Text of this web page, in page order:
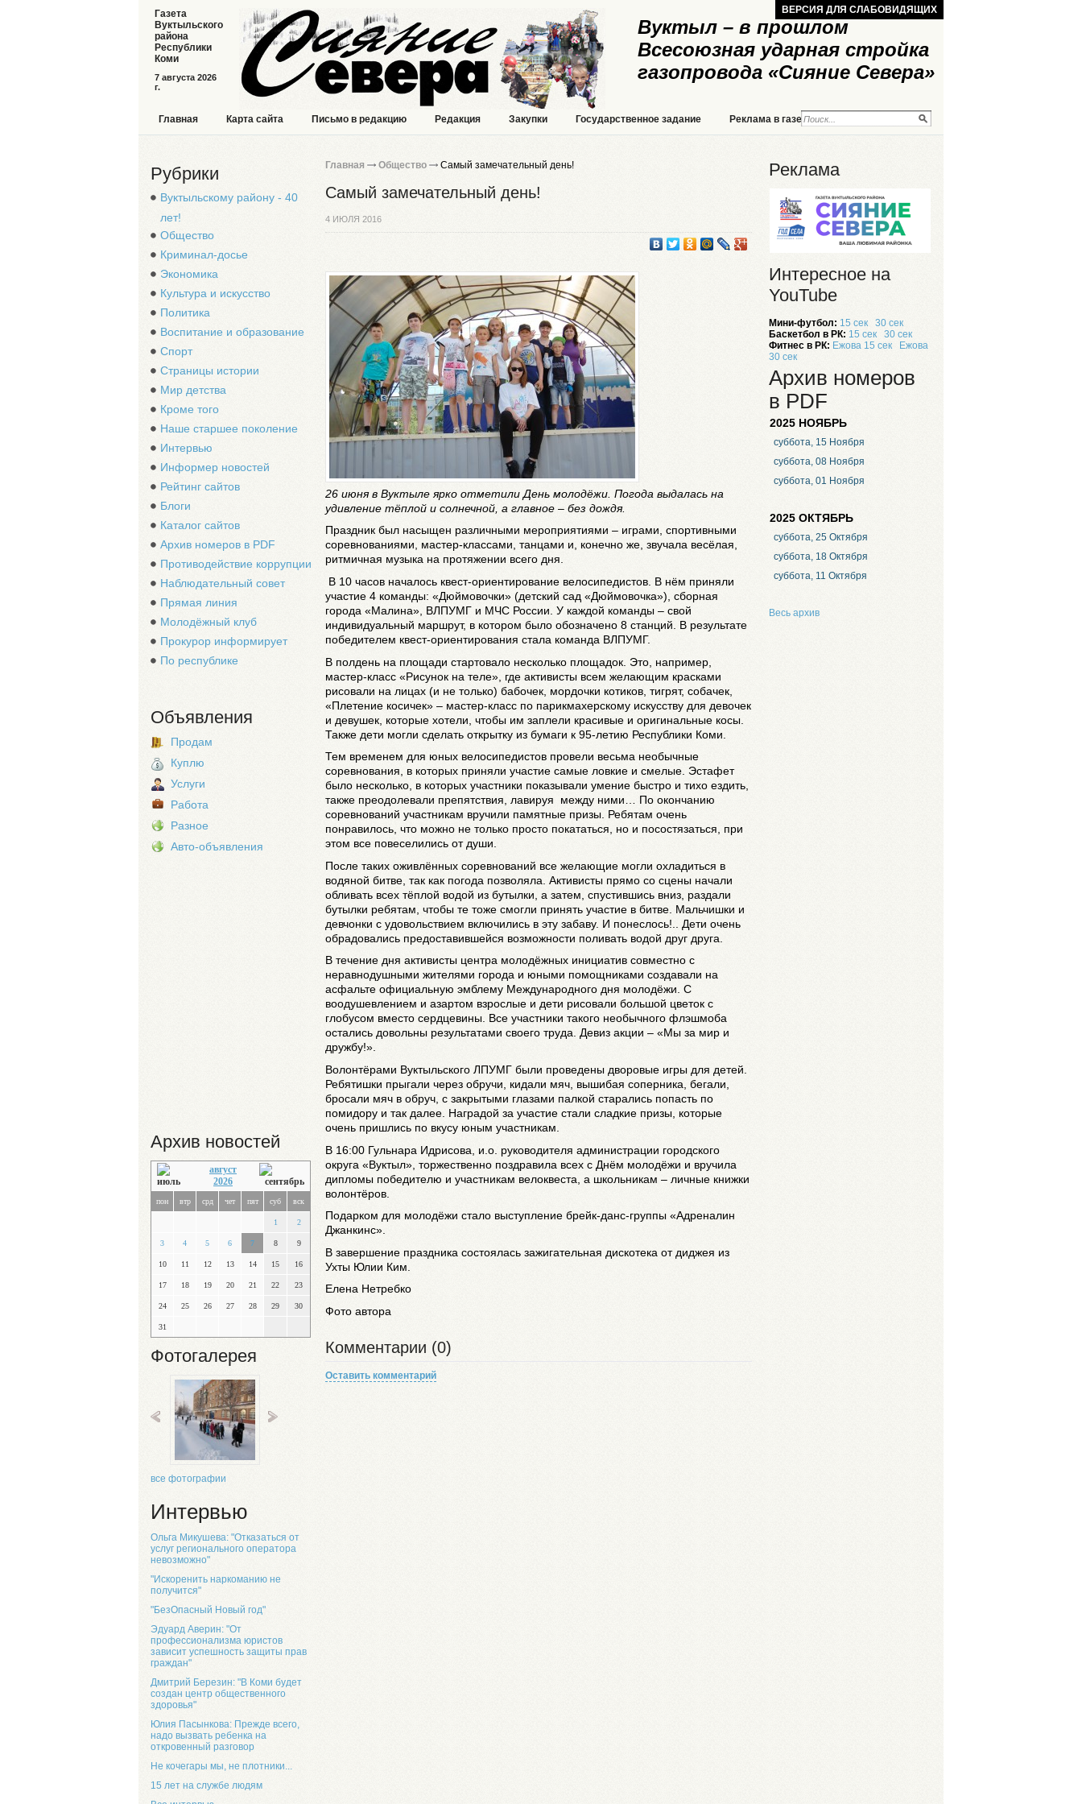
Вуктыл – в прошлом
Всесоюзная ударная стройка
газопровода «Сияние Севера»
7 августа 2026
г.
Газета
Вуктыльского
района
Республики
Коми
ВЕРСИЯ ДЛЯ СЛАБОВИДЯЩИХ
Главная Карта сайта Письмо в редакцию Редакция Закупки Государственное задание Реклама в газете Реклама на сайте
Рубрики
Вуктыльскому району - 40
лет!
Общество
Криминал-досье
Экономика
Культура и искусство
Политика
Воспитание и образование
Спорт
Страницы истории
Мир детства
Кроме того
Наше старшее поколение
Интервью
Информер новостей
Рейтинг сайтов
Блоги
Каталог сайтов
Архив номеров в PDF
Противодействие коррупции
Наблюдательный совет
Прямая линия
Молодёжный клуб
Прокурор информирует
По республике
Объявления
Продам
Куплю
Услуги
Работа
Разное
Авто-объявления
Архив новостей
август
2026
пон втр срд чет пят суб вск
1 2
3 4 5 6 7 8 9
10 11 12 13 14 15 16
17 18 19 20 21 22 23
24 25 26 27 28 29 30
31
Фотогалерея
все фотографии
Интервью
Ольга Микушева: "Отказаться от
услуг регионального оператора
невозможно"
"Искоренить наркоманию не
получится"
"БезОпасный Новый год"
Эдуард Аверин: "От
профессионализма юристов
зависит успешность защиты прав
граждан"
Дмитрий Березин: "В Коми будет
создан центр общественного
здоровья"
Юлия Пасынкова: Прежде всего,
надо вызвать ребенка на
откровенный разговор
Не кочегары мы, не плотники...
15 лет на службе людям
Главная Общество Самый замечательный день!
Самый замечательный день!
4 ИЮЛЯ 2016
26 июня в Вуктыле ярко отметили День молодёжи. Погода выдалась на
удивление тёплой и солнечной, а главное – без дождя.
Праздник был насыщен различными мероприятиями – играми, спортивными
соревнованиями, мастер-классами, танцами и, конечно же, звучала весёлая,
ритмичная музыка на протяжении всего дня.
В 10 часов началось квест-ориентирование велосипедистов. В нём приняли
участие 4 команды: «Дюймовочки» (детский сад «Дюймовочка»), сборная
города «Малина», ВЛПУМГ и МЧС России. У каждой команды – свой
индивидуальный маршрут, в котором было обозначено 8 станций. В результате
победителем квест-ориентирования стала команда ВЛПУМГ.
В полдень на площади стартовало несколько площадок. Это, например,
мастер-класс «Рисунок на теле», где активисты всем желающим красками
рисовали на лицах (и не только) бабочек, мордочки котиков, тигрят, собачек,
«Плетение косичек» – мастер-класс по парикмахерскому искусству для девочек
и девушек, которые хотели, чтобы им заплели красивые и оригинальные косы.
Также дети могли сделать открытку из бумаги к 95-летию Республики Коми.
Тем временем для юных велосипедистов провели весьма необычные
соревнования, в которых приняли участие самые ловкие и смелые. Эстафет
было несколько, в которых участники показывали умение быстро и тихо ездить,
также преодолевали препятствия, лавируя между ними… По окончанию
соревнований участникам вручили памятные призы. Ребятам очень
понравилось, что можно не только просто покататься, но и посостязаться, при
этом все повеселились от души.
После таких оживлённых соревнований все желающие могли охладиться в
водяной битве, так как погода позволяла. Активисты прямо со сцены начали
обливать всех тёплой водой из бутылки, а затем, спустившись вниз, раздали
бутылки ребятам, чтобы те тоже смогли принять участие в битве. Мальчишки и
девчонки с удовольствием включились в эту забаву. И понеслось!.. Дети очень
обрадовались предоставившейся возможности поливать водой друг друга.
В течение дня активисты центра молодёжных инициатив совместно с
неравнодушными жителями города и юными помощниками создавали на
асфальте официальную эмблему Международного дня молодёжи. С
воодушевлением и азартом взрослые и дети рисовали большой цветок с
глобусом вместо сердцевины. Все участники такого необычного флэшмоба
остались довольны результатами своего труда. Девиз акции – «Мы за мир и
дружбу!».
Волонтёрами Вуктыльского ЛПУМГ были проведены дворовые игры для детей.
Ребятишки прыгали через обручи, кидали мяч, вышибая соперника, бегали,
бросали мяч в обруч, с закрытыми глазами палкой старались попасть по
помидору и так далее. Наградой за участие стали сладкие призы, которые
очень пришлись по вкусу юным участникам.
В 16:00 Гульнара Идрисова, и.о. руководителя администрации городского
округа «Вуктыл», торжественно поздравила всех с Днём молодёжи и вручила
дипломы победителю и участникам велоквеста, а школьникам – личные книжки
волонтёров.
Подарком для молодёжи стало выступление брейк-данс-группы «Адреналин
Джанкинс».
В завершение праздника состоялась зажигательная дискотека от диджея из
Ухты Юлии Ким.
Елена Нетребко
Фото автора
Комментарии (0)
Оставить комментарий
Реклама
Интересное на
YouTube
Мини-футбол: 15 сек
30 сек
Баскетбол в РК: 15 сек
30 сек
Фитнес в РК: Ежова 15 сек
Ежова
30 сек
Архив номеров
в PDF
2025 НОЯБРЬ
суббота, 15 Ноября
суббота, 08 Ноября
суббота, 01 Ноября
2025 ОКТЯБРЬ
суббота, 25 Октября
суббота, 18 Октября
суббота, 11 Октября
Весь архив